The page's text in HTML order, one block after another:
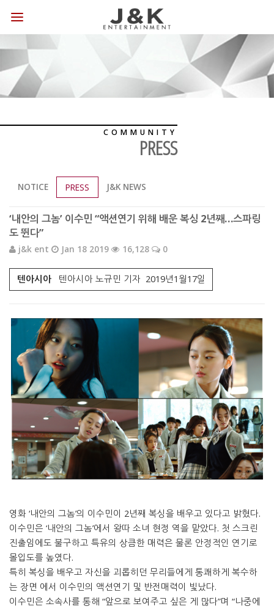
COMMUNITY
PRESS
NOTICE PRESS J&K NEWS
‘내안의 그놈’ 이수민 “액션연기 위해 배운 복싱 2년째…스파링
도 뛴다”
j&k ent Jan 18 2019 16,128 0
텐아시아텐아시아 노규민 기자 2019년1월17일
영화 ‘내안의 그놈’의 이수민이 2년째 복싱을 배우고 있다고 밝혔다.
이수민은 ‘내안의 그놈’에서 왕따 소녀 현정 역을 맡았다. 첫 스크린
진출임에도 불구하고 특유의 상큼한 매력은 물론 안정적인 연기로
몰입도를 높였다.
특히 복싱을 배우고 자신을 괴롭히던 무리들에게 통쾌하게 복수하
는 장면 에서 이수민의 액션연기 및 반전매력이 빛났다.
이수민은 소속사를 통해 “앞으로 보여주고 싶은 게 많다”며 “나중에